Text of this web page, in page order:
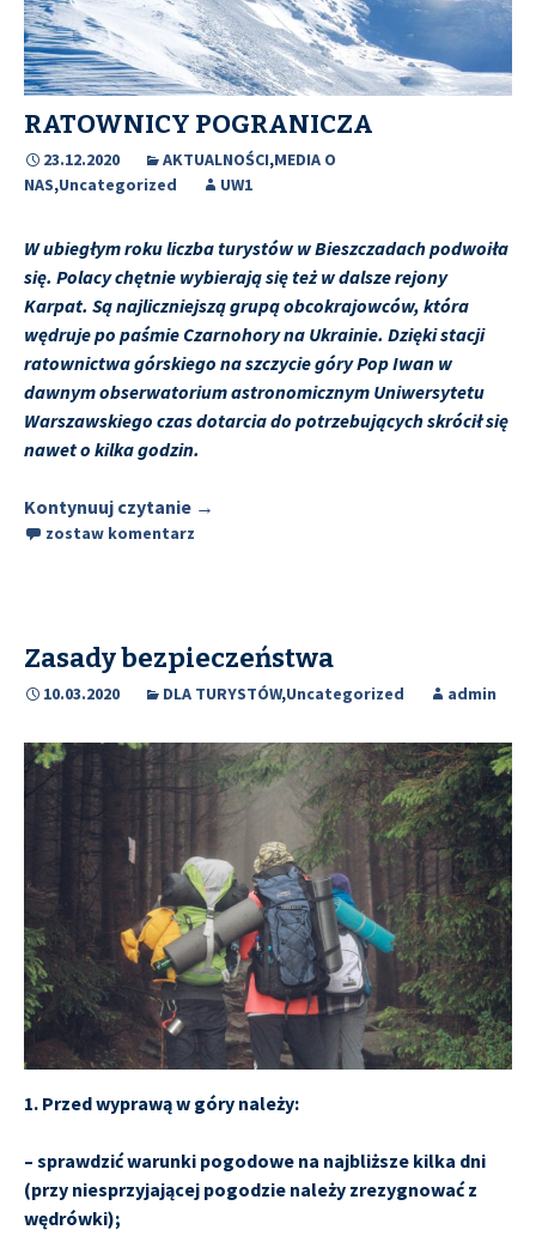
RATOWNICY POGRANICZA
23.12.2020 AKTUALNOŚCI,MEDIA O
NAS,Uncategorized UW1
W ubiegłym roku liczba turystów w Bieszczadach podwoiła
się. Polacy chętnie wybierają się też w dalsze rejony
Karpat. Są najliczniejszą grupą obcokrajowców, która
wędruje po paśmie Czarnohory na Ukrainie. Dzięki stacji
ratownictwa górskiego na szczycie góry Pop Iwan w
dawnym obserwatorium astronomicznym Uniwersytetu
Warszawskiego czas dotarcia do potrzebujących skrócił się
nawet o kilka godzin.
Kontynuuj czytanie RATOWNICY POGRANICZA
→
zostaw komentarz
Zasady bezpieczeństwa
10.03.2020 DLA TURYSTÓW,Uncategorized admin
1. Przed wyprawą w góry należy:
– sprawdzić warunki pogodowe na najbliższe kilka dni
(przy niesprzyjającej pogodzie należy zrezygnować z
wędrówki);